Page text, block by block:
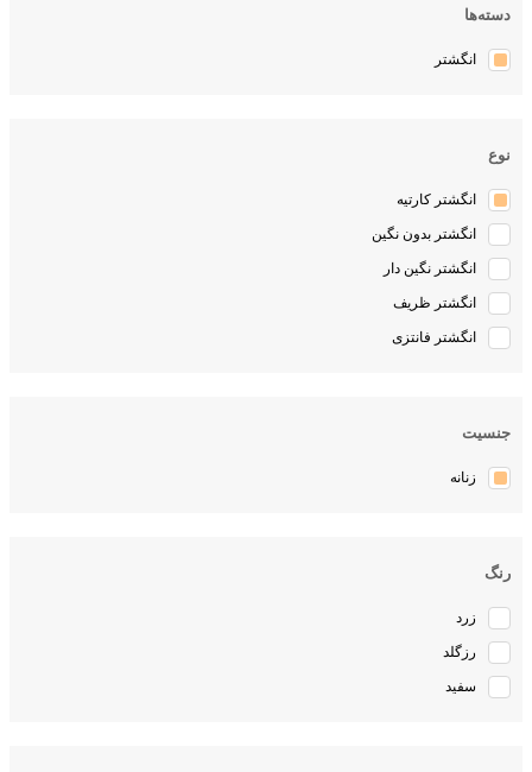
دسته‌ها
انگشتر
نوع
انگشتر کارتیه
انگشتر بدون نگین
انگشتر نگین دار
انگشتر ظریف
انگشتر فانتزی
جنسیت
زنانه
رنگ
رزگلد
سفید